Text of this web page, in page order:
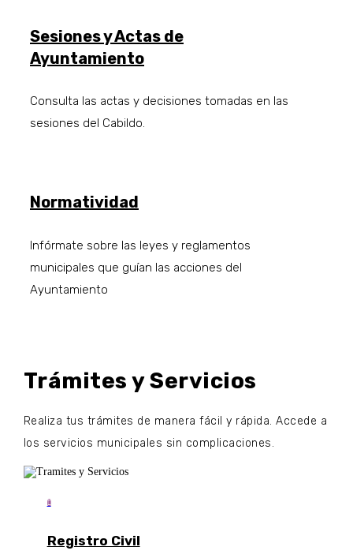
Sesiones y Actas de
Ayuntamiento
Consulta las actas y decisiones tomadas en las
sesiones del Cabildo.
Normatividad
Infórmate sobre las leyes y reglamentos
municipales que guían las acciones del
Ayuntamiento
Trámites y Servicios
Realiza tus trámites de manera fácil y rápida. Accede a
los servicios municipales sin complicaciones.

Registro Civil